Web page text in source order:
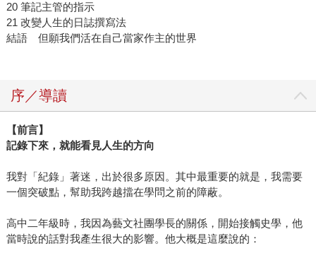
20 筆記主管的指示
21 改變人生的日誌撰寫法
結語 但願我們活在自己當家作主的世界
序／導讀
【前言】
記錄下來，就能看見人生的方向
我對「紀錄」著迷，出於很多原因。其中最重要的就是，我需要
一個突破點，幫助我跨越擋在學問之前的障蔽。
高中二年級時，我因為藝文社團學長的關係，開始接觸史學，他
當時說的話對我產生很大的影響。他大概是這麼說的：